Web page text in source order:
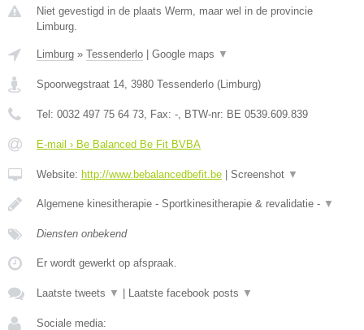
Niet gevestigd in de plaats Werm, maar wel in de provincie
Limburg.
Limburg » Tessenderlo Google maps ▼
Spoorwegstraat 14 3980 Tessenderlo ( Limburg)
Tel: 0032 497 75 64 73 , Fax: - , BTW-nr: BE 0539.609.839
E-mail › Be Balanced Be Fit BVBA
Website: http://www.bebalancedbefit.be Screenshot ▼
Algemene kinesitherapie - Sportkinesitherapie & revalidatie - ▼
Diensten onbekend
Er wordt gewerkt op afspraak.
Laatste tweets ▼ Laatste facebook posts ▼
Sociale media: